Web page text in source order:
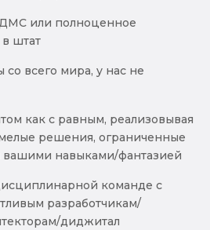
ДМС или полноценное
в штат
всего мира, у нас не
как с равным, реализовывая
решения, ограниченные
вашими навыками/фантазией
команде с
разработчикам/
диджитал